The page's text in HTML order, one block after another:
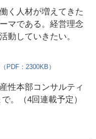
く人材が増えてきた
マである。経営理念
動していきたい。
（PDF：2300KB）
本部コンサルティ
。（4回連載予定）